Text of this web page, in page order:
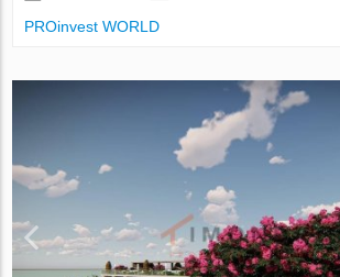
PROinvest WORLD